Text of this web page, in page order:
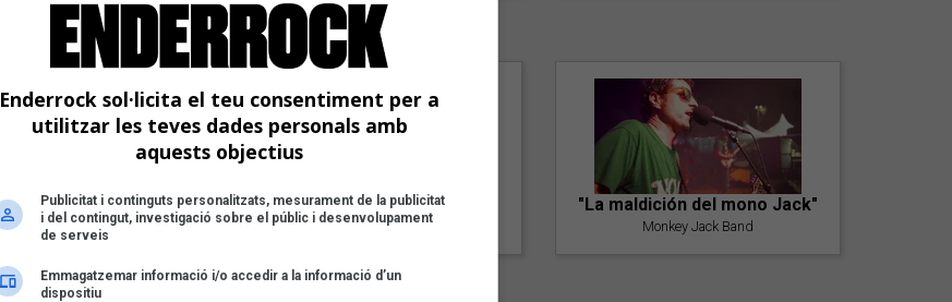
"Amb tu"
"Postlude To A Kiss"
Goran Levi
"La maldición del mono Jack"
Monkey Jack Band
Enderrock sol·licita el teu consentiment per a
utilitzar les teves dades personals amb
aquests objectius
Publicitat i continguts personalitzats, mesurament de la publicitat
i del contingut, investigació sobre el públic i desenvolupament
de serveis
Emmagatzemar informació i/o accedir a la informació d’un
dispositiu